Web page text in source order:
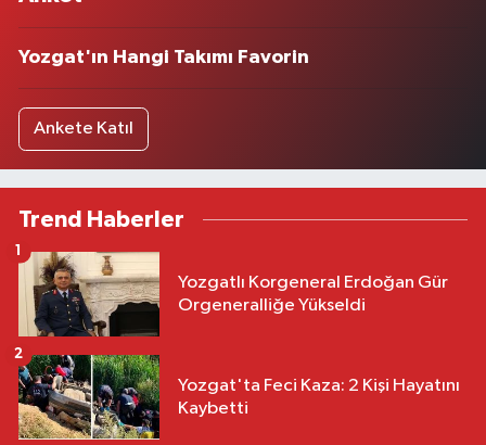
Yozgat'ın Hangi Takımı Favorin
Ankete Katıl
Trend Haberler
Yozgatlı Korgeneral Erdoğan Gür
Orgeneralliğe Yükseldi
1
Yozgat'ta Feci Kaza: 2 Kişi Hayatını
Kaybetti
2